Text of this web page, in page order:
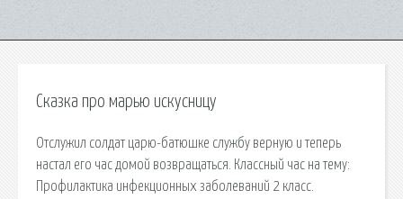
Сказка про марью искусницу
Отслужил солдат царю-батюшке службу верную и теперь
настал его час домой возвращаться. Классный час на тему:
Профилактика инфекционных заболеваний 2 класс.